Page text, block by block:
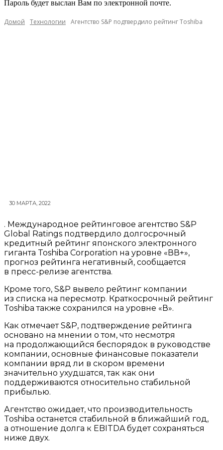
Пароль будет выслан Вам по электронной почте.
Домой Технологии Агентство S&P подтвердило рейтинг Toshiba
30 МАРТА, 2022
. Международное рейтинговое агентство S&P
Global Ratings подтвердило долгосрочный
кредитный рейтинг японского электронного
гиганта Toshiba Corporation на уровне «ВВ+»,
прогноз рейтинга негативный, сообщается
в пресс-релизе агентства.
Кроме того, S&P вывело рейтинг компании
из списка на пересмотр. Краткосрочный рейтинг
Toshiba также сохранился на уровне «В».
Как отмечает S&P, подтверждение рейтинга
основано на мнении о том, что несмотря
на продолжающийся беспорядок в руководстве
компании, основные финансовые показатели
компании вряд ли в скором времени
значительно ухудшатся, так как они
поддерживаются относительно стабильной
прибылью.
Агентство ожидает, что производительность
Toshiba останется стабильной в ближайший год,
а отношение долга к EBITDA будет сохраняться
ниже двух.